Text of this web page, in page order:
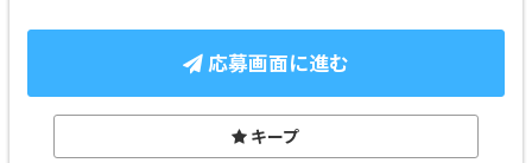
応募画面に進む
キープ